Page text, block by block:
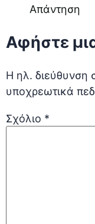
Απάντηση
Αφήστε
Η ηλ. διεύθυνση
υποχρεωτικά
Σχόλιο *